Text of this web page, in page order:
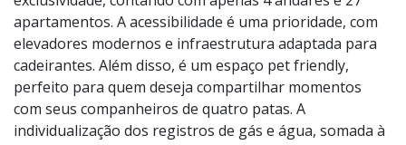
apartamentos. A acessibilidade é uma prioridade, com
elevadores modernos e infraestrutura adaptada para
cadeirantes. Além disso, é um espaço pet friendly,
perfeito para quem deseja compartilhar momentos
com seus companheiros de quatro patas. A
individualização dos registros de gás e água, somada à